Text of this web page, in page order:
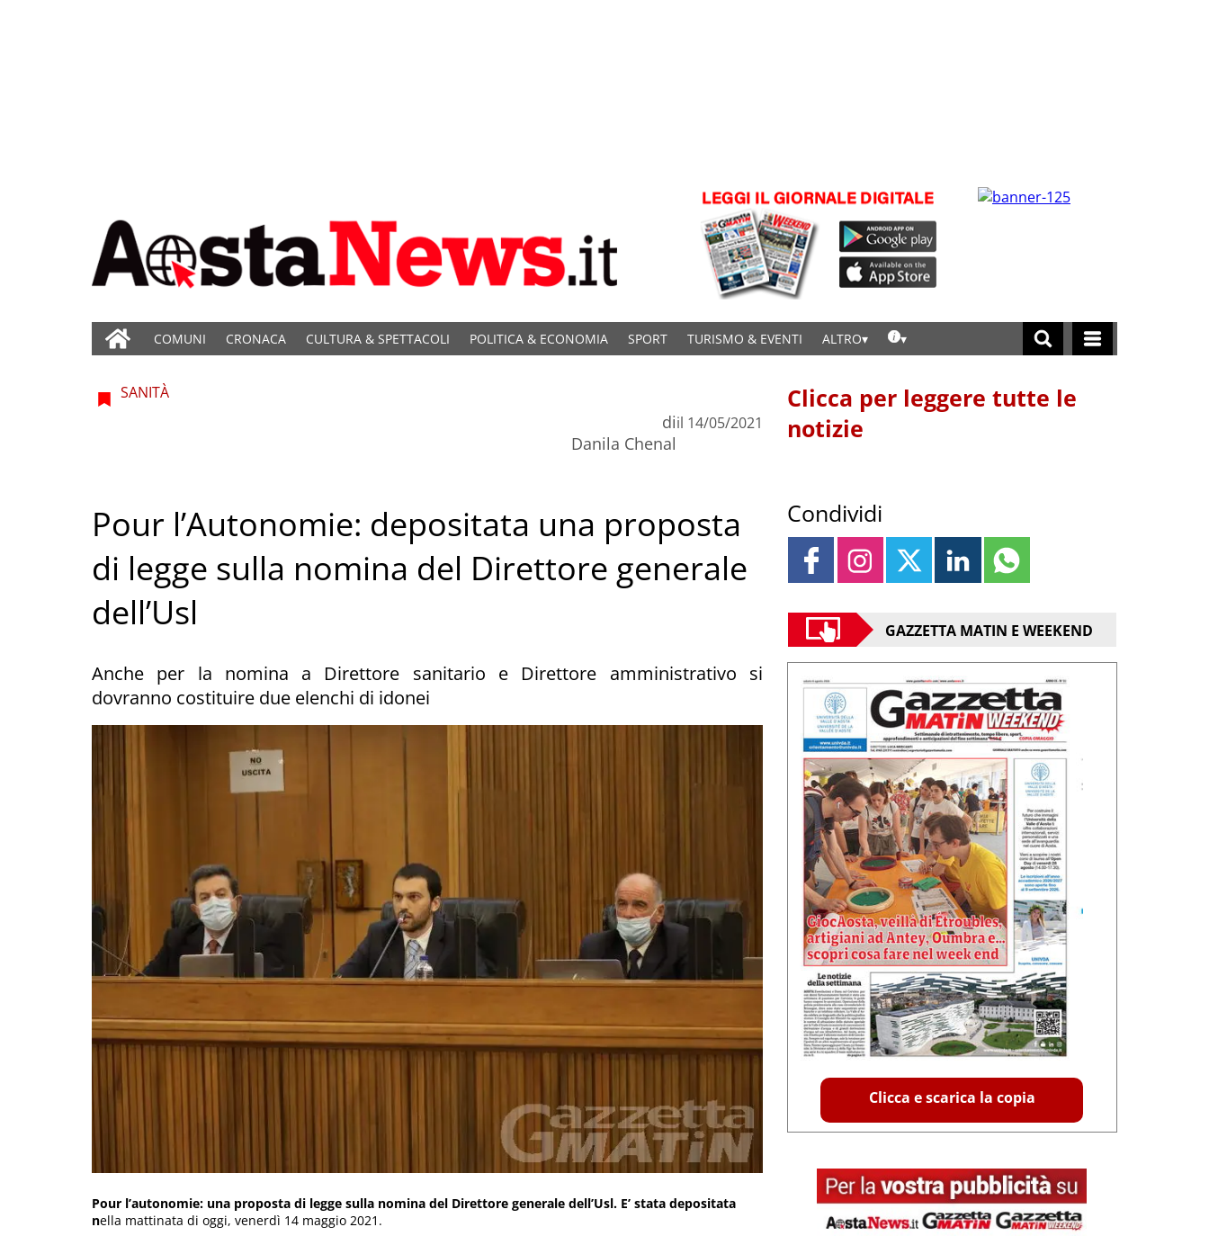
COMUNI CRONACA CULTURA & SPETTACOLI POLITICA & ECONOMIA SPORT TURISMO & EVENTI ALTRO
SANITÀ
di
Danila Chenal
il 14/05/2021
Pour l’Autonomie: depositata una proposta
di legge sulla nomina del Direttore generale
dell’Usl
Anche per la nomina a Direttore sanitario e Direttore amministrativo si
dovranno costituire due elenchi di idonei
Pour l’autonomie: una proposta di legge sulla nomina del Direttore generale dell’Usl. E’ stata depositata
nella mattinata di oggi, venerdì 14 maggio 2021.
Clicca per leggere tutte le
notizie
Condividi
GAZZETTA MATIN E WEEKEND
Clicca e scarica la copia